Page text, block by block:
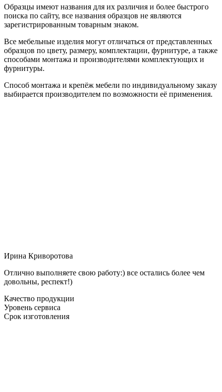
Образцы имеют названия для их различия и более быстрого
поиска по сайту, все названия образцов не являются
зарегистрированным товарным знаком.
Все мебельные изделия могут отличаться от представленных
образцов по цвету, размеру, комплектации, фурнитуре, а также
способами монтажа и производителями комплектующих и
фурнитуры.
Способ монтажа и крепёж мебели по индивидуальному заказу
выбирается производителем по возможности её применения.
Ирина Криворотова
Отлично выполняете свою работу:) все остались более чем
довольны, респект!)
Качество продукции
Уровень сервиса
Срок изготовления